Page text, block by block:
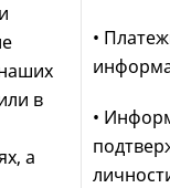
в
а
•
•